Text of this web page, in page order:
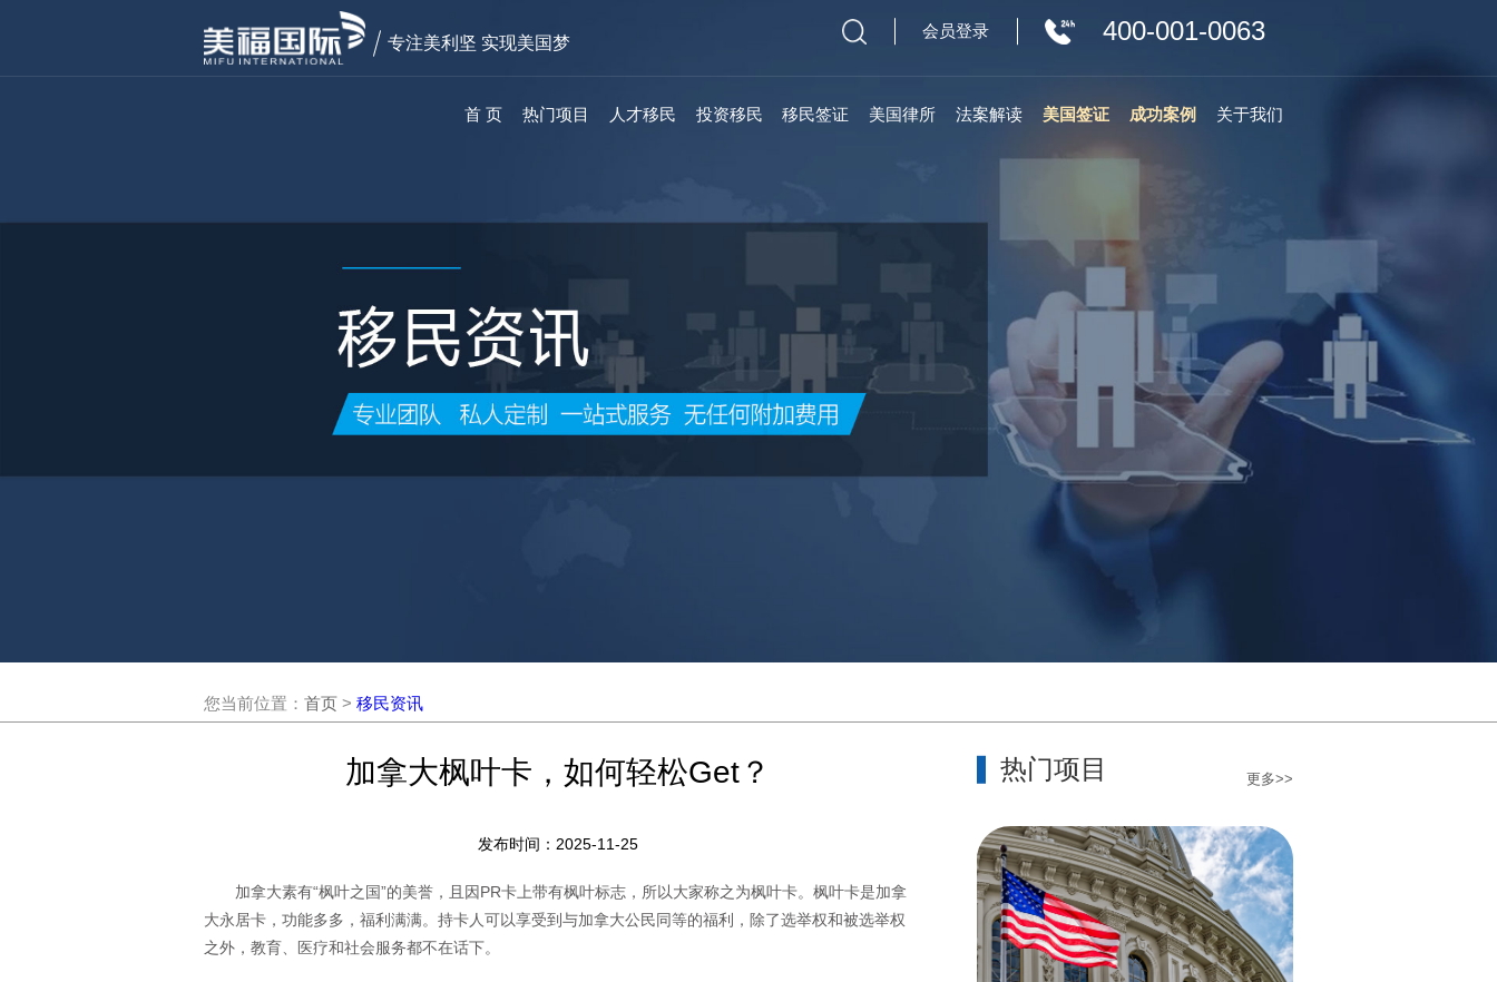
专注美利坚 实现美国梦
会员登录 400-001-0063
首 页 热门项目 人才移民 投资移民 移民签证 美国律所 法案解读 美国签证 成功案例 关于我们
您当前位置：首页 >移民资讯
加拿大枫叶卡，如何轻松Get？
发布时间：2025-11-25
加拿大素有“枫叶之国”的美誉，且因PR卡上带有枫叶标志，所以大家称之为枫叶卡。枫叶卡是加拿
大永居卡，功能多多，福利满满。持卡人可以享受到与加拿大公民同等的福利，除了选举权和被选举权
之外，教育、医疗和社会服务都不在话下。
热门项目 更多>>